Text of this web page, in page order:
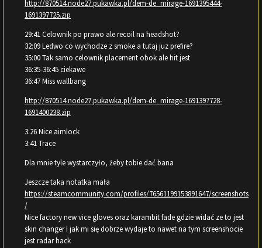
http://870514.node27.pukawka.pl/dem-de_mirage-1691395444-
1691397725.zip
29:41 Celownik po prawo ale recoil na headshot?
32:09 Ledwo co wychodze z smoke a tutaj juz prefire?
35:00 Tak samo celownik placement obok ale hit jest
36:35-36:45 ciekawe
36:47 Miss wallbang
http://870514.node27.pukawka.pl/dem-de_mirage-1691397728-
1691400238.zip
3:26 Nice aimlock
3:41 Trace
Dla mnie tyle wystarczyło, żeby tobie dać bana
Jeszcze taka notatka mała
https://steamcommunity.com/profiles/76561199153891647/screenshots
/
Nice factory new vice gloves oraz karambit fade gdzie widać ze to jest
skin changer I jak mi się dobrze wydaje to nawet na tym screenshocie
jest radar hack